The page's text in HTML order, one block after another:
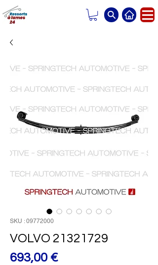
SKU : 09772000
VOLVO 21321729
693,00 €Prix